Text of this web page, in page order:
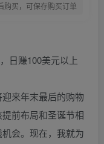
购买，可保存购买订单
来年末最后的购物
前布局和圣诞节相
会。现在，我就为